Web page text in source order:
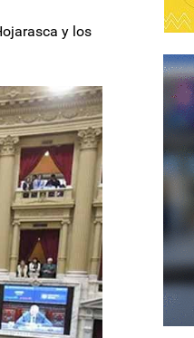
y los